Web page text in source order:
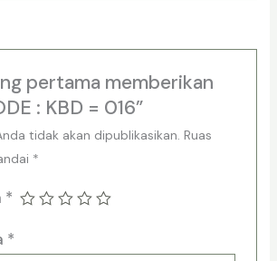
pertama memberikan
: KBD = 016”
tidak akan dipublikasikan. Ruas
*
*
*